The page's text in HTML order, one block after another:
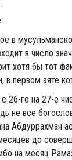
в
в число
хотя бы тот
первом аяте
26-го на 27-е
не все
Абдуррахман
до
на месяц